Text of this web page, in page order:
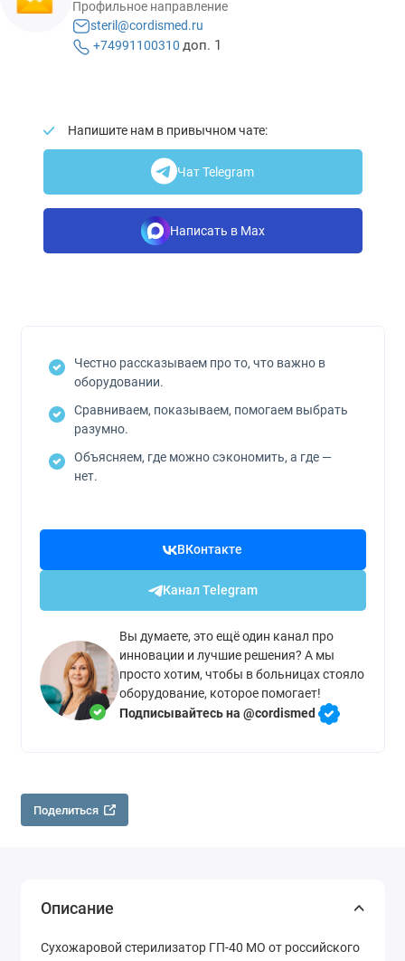
Профильное направление
steril@cordismed.ru
+74991100310 доп. 1
Напишите нам в привычном чате:
Чат Telegram
Написать в Max
Честно рассказываем про то, что важно в
оборудовании.
Сравниваем, показываем, помогаем выбрать
разумно.
Объясняем, где можно сэкономить, а где —
нет.
ВКонтакте
Канал Telegram
Вы думаете, это ещё один канал про
инновации и лучшие решения? А мы
просто хотим, чтобы в больницах стояло
оборудование, которое помогает!
Подписывайтесь на @cordismed
Поделиться
Описание
Сухожаровой стерилизатор ГП-40 МО от российского